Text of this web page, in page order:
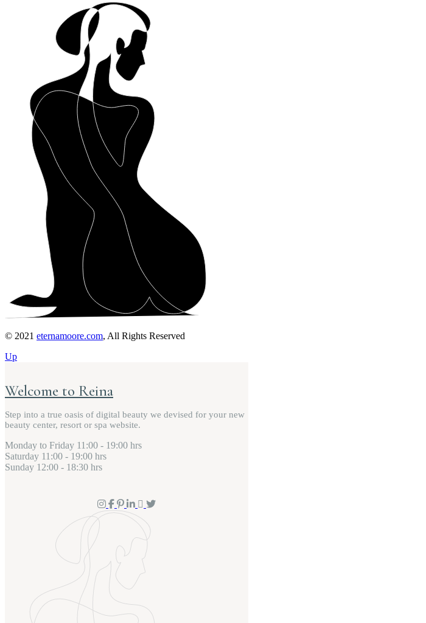
© 2021 eternamoore.com, All Rights Reserved
Up
Welcome to Reina
Step into a true oasis of digital beauty we devised for your new
beauty center, resort or spa website.
Monday to Friday 11:00 - 19:00 hrs
Saturday 11:00 - 19:00 hrs
Sunday 12:00 - 18:30 hrs